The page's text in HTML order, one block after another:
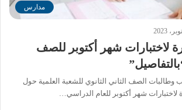
مدارس
لاختبارات شهر أكتوبر للصف
الصف الثاني الثانوي للشعبة العلمية حول
شهر أكتوبر للعام الدراسي…